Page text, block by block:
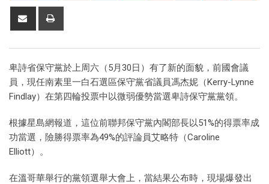
卑詩省保守黨於上周六（5月30日）有了新的面貌，前國會議
員，現任南素里一白石選區保守黨省議員馮杰妮（Kerry-Lynne
Findlay）在第四輪投票中以微弱優勢當選卑詩保守黨黨領。
根據星島網報道，這位前聯邦保守黨內閣部長以51%的得票率成
功當選，險勝得票率為49%的評論員艾略特（Caroline
Elliott）。
在溫哥華舉行的黨領選舉大會上，當結果公布時，現場爆發出